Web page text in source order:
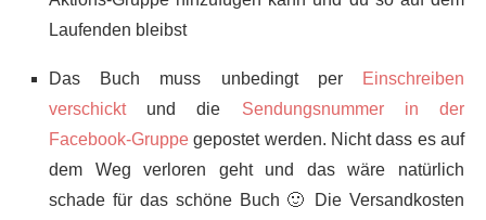
Laufenden bleibst
Das Buch muss unbedingt per
Einschreiben
verschicktund die Sendungsnummer in der
Facebook-Gruppe gepostet werden. Nicht dass es auf
dem Weg verloren geht und das wäre natürlich
schade für das schöne Buch 🙂 Die Versandkosten